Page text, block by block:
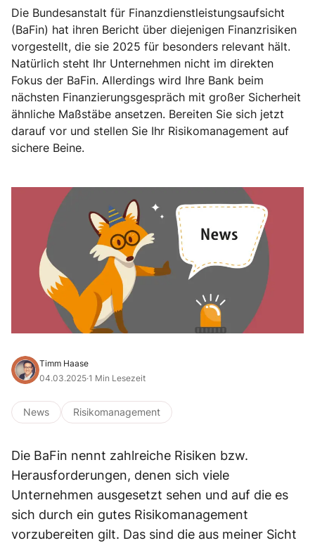
Die Bundesanstalt für Finanzdienstleistungsaufsicht
(BaFin) hat ihren Bericht über diejenigen Finanzrisiken
vorgestellt, die sie 2025 für besonders relevant hält.
Natürlich steht Ihr Unternehmen nicht im direkten
Fokus der BaFin. Allerdings wird Ihre Bank beim
nächsten Finanzierungsgespräch mit großer Sicherheit
ähnliche Maßstäbe ansetzen. Bereiten Sie sich jetzt
darauf vor und stellen Sie Ihr Risikomanagement auf
sichere Beine.
Timm Haase
04.03.2025·1 Min Lesezeit
News Risikomanagement
Die BaFin nennt zahlreiche Risiken bzw.
Herausforderungen, denen sich viele
Unternehmen ausgesetzt sehen und auf die es
sich durch ein gutes Risikomanagement
vorzubereiten gilt. Das sind die aus meiner Sicht